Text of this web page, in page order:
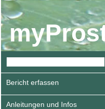
Bericht erfassen
Anleitungen und Infos